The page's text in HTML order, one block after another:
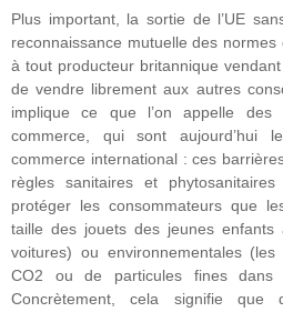
Plus important, la sortie de l’UE
reconnaissance mutuelle des
à tout producteur britannique
de vendre librement aux autres
implique ce que l’on appelle des
commerce, qui sont aujourd’hui
commerce international : ces
règles sanitaires et
protéger les consommateurs que
taille des jouets des jeunes
voitures) ou environnementales
CO2 ou de particules fines dans
Concrètement, cela signifie que